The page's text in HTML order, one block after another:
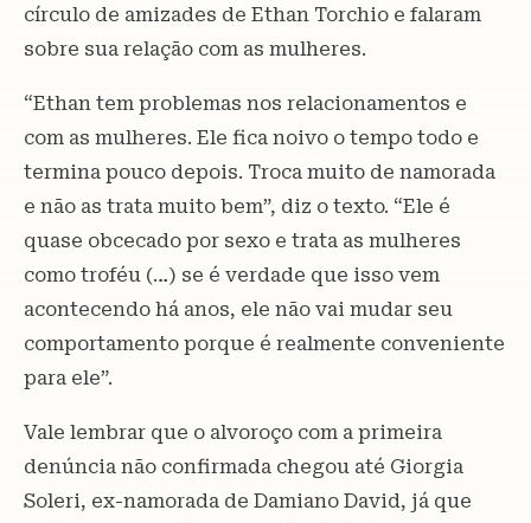
círculo de amizades de Ethan Torchio e falaram
sobre sua relação com as mulheres.
“Ethan tem problemas nos relacionamentos e
com as mulheres. Ele fica noivo o tempo todo e
termina pouco depois. Troca muito de namorada
e não as trata muito bem”, diz o texto. “Ele é
quase obcecado por sexo e trata as mulheres
como troféu (…) se é verdade que isso vem
acontecendo há anos, ele não vai mudar seu
comportamento porque é realmente conveniente
para ele”.
Vale lembrar que o alvoroço com a primeira
denúncia não confirmada chegou até Giorgia
Soleri, ex-namorada de Damiano David, já que